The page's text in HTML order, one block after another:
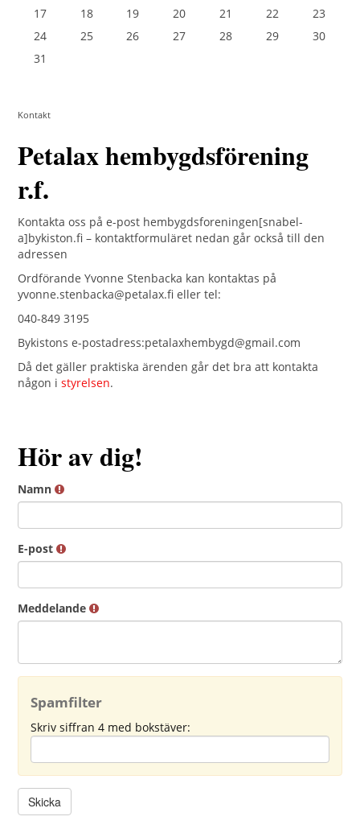
17
18 19 20 21 22
23
24
25 26 27 28 29
30
31
Kontakt
Petalax hembygdsförening
r.f.
Kontakta oss på e-post hembygdsforeningen[snabel-
a]bykiston.fi – kontaktformuläret nedan går också till den
adressen
Ordförande Yvonne Stenbacka kan kontaktas på
yvonne.stenbacka@petalax.fi eller tel:
040-849 3195
Bykistons e-postadress:petalaxhembygd@gmail.com
Då det gäller praktiska ärenden går det bra att kontakta
någon istyrelsen.
Hör av dig!
Namn
E-post
Meddelande
Spamfilter
Skriv siffran 4 med bokstäver: